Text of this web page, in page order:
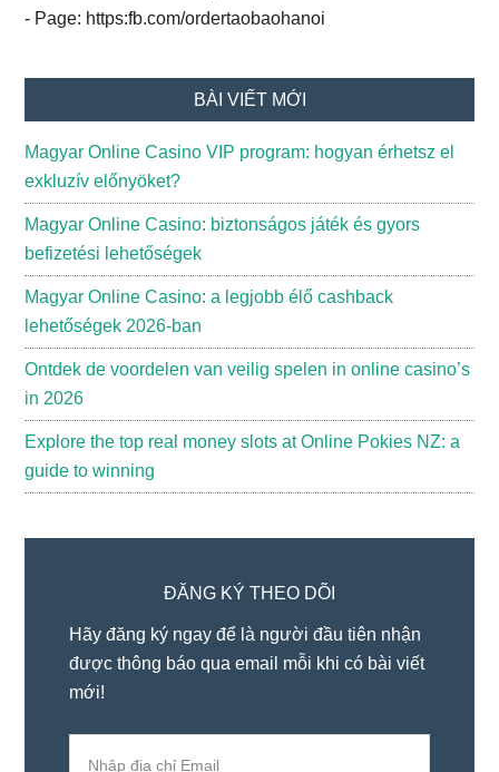
- Page: https:fb.com/ordertaobaohanoi
BÀI VIẾT MỚI
Magyar Online Casino VIP program: hogyan érhetsz el
exkluzív előnyöket?
Magyar Online Casino: biztonságos játék és gyors
befizetési lehetőségek
Magyar Online Casino: a legjobb élő cashback
lehetőségek 2026-ban
Ontdek de voordelen van veilig spelen in online casino’s
in 2026
Explore the top real money slots at Online Pokies NZ: a
guide to winning
ĐĂNG KÝ THEO DÕI
Hãy đăng ký ngay để là người đầu tiên nhận
được thông báo qua email mỗi khi có bài viết
mới!